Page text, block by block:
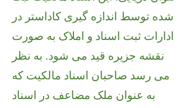
شده توسط اندازه گیری کاداستر در
ادارات ثبت اسناد و املاک به صورت
نقشه جزیره قید می شود. به نظر
می رسد صاحبان اسناد مالکیت که
به عنوان ملک مضاعف در اسناد